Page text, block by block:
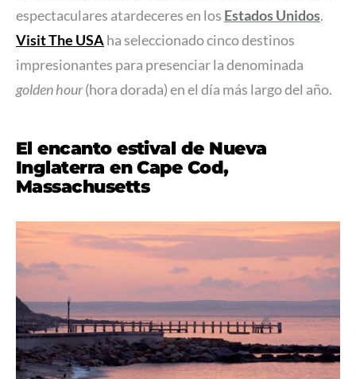
espectaculares atardeceres en los Estados Unidos.
Visit The USAha seleccionado cinco destinos
impresionantes para presenciar la denominada
golden hour(hora dorada) en el día más largo del año.
El encanto estival de Nueva
Inglaterra en Cape Cod,
Massachusetts